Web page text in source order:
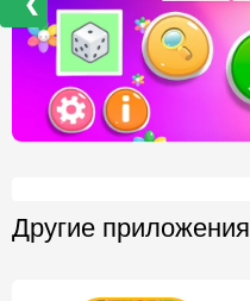
Другие приложения